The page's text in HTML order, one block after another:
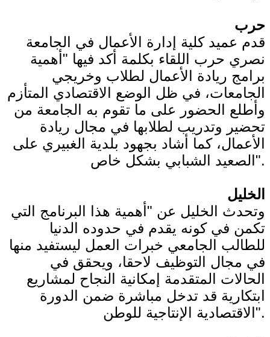
حرب
قدم عميد كلية إدارة الأعمال في الجامعة
نصري حرب اللقاء بكلمة أكد فيها "أهمية
برامج ريادة الأعمال لطلاب وخريجي
الجامعات، في ظل الوضع الاقتصادي المتأزم
وأطلع الحضور على ما تقوم به الجامعة من
تحضير وتدريب لطلابها في مجال ريادة
الأعمال، كما أشاد بجهود بلدية الغبيري على
الصعيد الشبابي بشكل خاص".
الخليل
وتحدث الخليل عن "أهمية هذا البرنامج التي
تكمن في كونه يقدم في حدوده الدنيا
للطالب الجامعي خبرات العمل ليستفيد منها
في مجال التوظيف لاحقا، ويحقق في
الحالات المتقدمة إمكانية النجاح لمشاريع
ابتكارية قد تدخل مباشرة ضمن الدورة
الاقتصادية الإنتاجية للوطن".